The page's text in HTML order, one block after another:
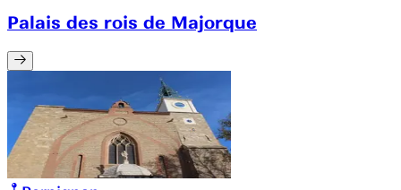
Palais des rois de Majorque